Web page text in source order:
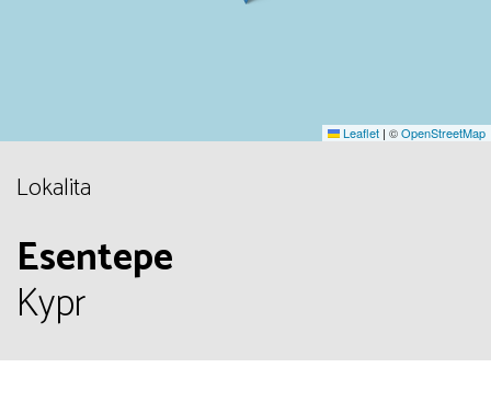
Leaflet | ©OpenStreetMap
Lokalita
Esentepe
Kypr